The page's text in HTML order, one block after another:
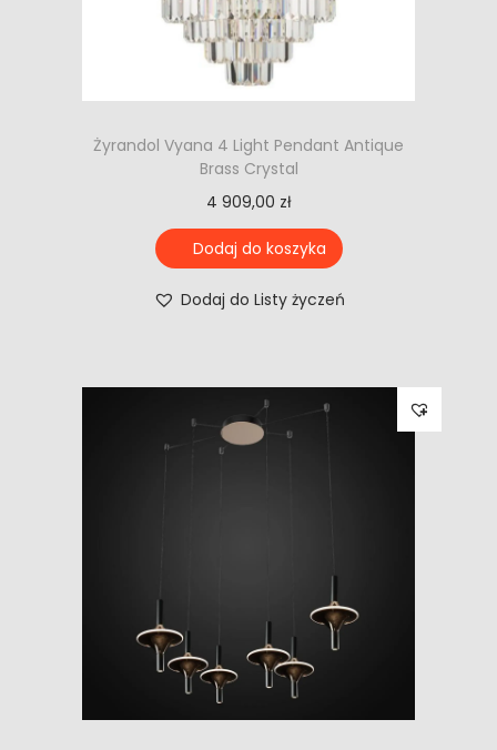
Żyrandol Vyana 4 Light Pendant Antique
Brass Crystal
4 909,00 zł
Dodaj do koszyka
Dodaj do Listy życzeń